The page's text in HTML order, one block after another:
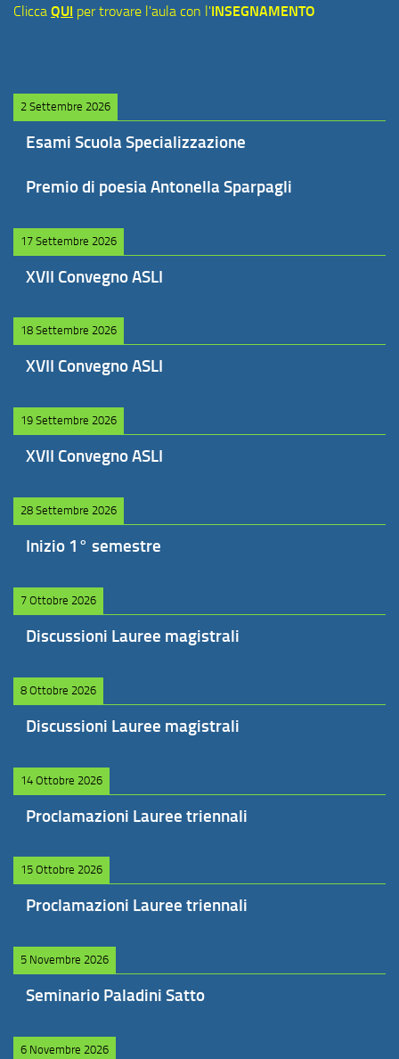
Clicca QUI per trovare l'aula con l'INSEGNAMENTO
2 Settembre 2026
Esami Scuola Specializzazione
Premio di poesia Antonella Sparpagli
17 Settembre 2026
XVII Convegno ASLI
18 Settembre 2026
XVII Convegno ASLI
19 Settembre 2026
XVII Convegno ASLI
28 Settembre 2026
Inizio 1° semestre
7 Ottobre 2026
Discussioni Lauree magistrali
8 Ottobre 2026
Discussioni Lauree magistrali
14 Ottobre 2026
Proclamazioni Lauree triennali
15 Ottobre 2026
Proclamazioni Lauree triennali
5 Novembre 2026
Seminario Paladini Satto
6 Novembre 2026